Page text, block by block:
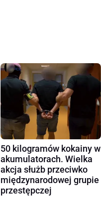
50 kilogramów kokainy w
akumulatorach. Wielka
akcja służb przeciwko
międzynarodowej grupie
przestępczej